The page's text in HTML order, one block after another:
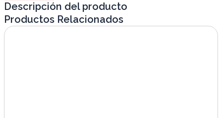
Descripción del producto
Productos Relacionados